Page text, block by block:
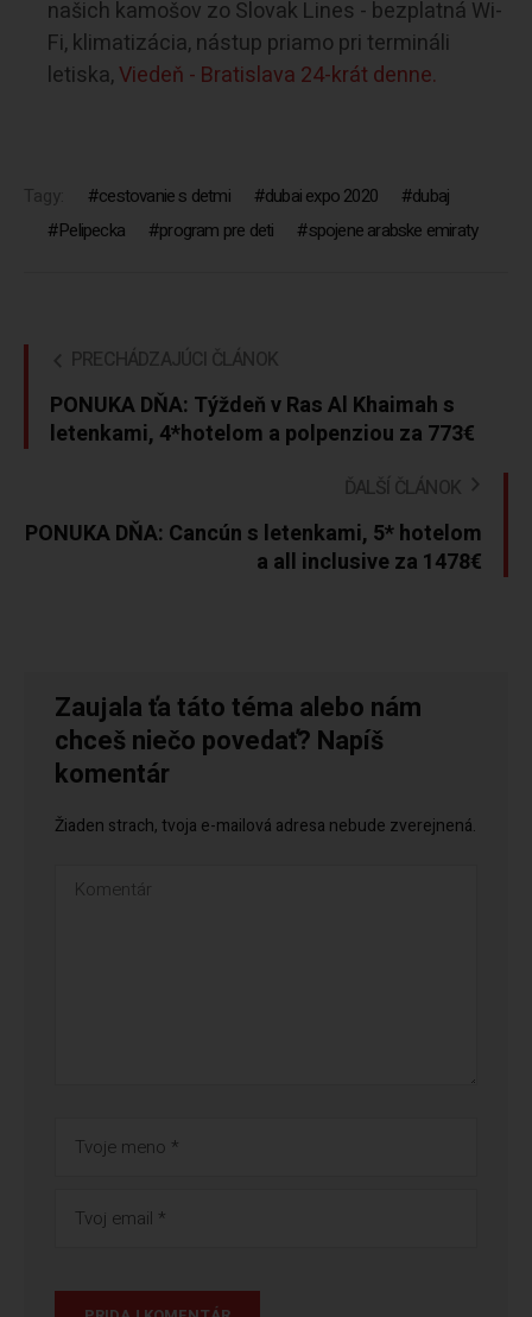
našich kamošov zo Slovak Lines - bezplatná Wi-
Fi, klimatizácia, nástup priamo pri termináli
letiska,Viedeň - Bratislava 24-krát denne.
Tagy: cestovanie s detmi dubai expo 2020
dubaj
Pelipecka
program pre deti spojene arabske emiraty
PRECHÁDZAJÚCI ČLÁNOK
PONUKA DŇA: Týždeň v Ras Al Khaimah s
letenkami, 4*hotelom a polpenziou za 773€
ĎALŠÍ ČLÁNOK
PONUKA DŇA: Cancún s letenkami, 5* hotelom
a all inclusive za 1478€
Zaujala ťa táto téma alebo nám
chceš niečo povedať? Napíš
komentár
Žiaden strach, tvoja e-mailová adresa nebude zverejnená.